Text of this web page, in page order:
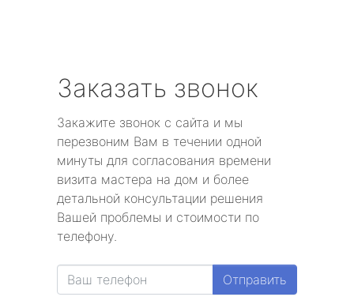
Заказать звонок
Закажите звонок с сайта и мы
перезвоним Вам в течении одной
минуты для согласования времени
визита мастера на дом и более
детальной консультации решения
Вашей проблемы и стоимости по
телефону.
Отправить